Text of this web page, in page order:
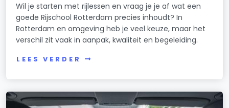
Wil je starten met rijlessen en vraag je je af wat een
goede Rijschool Rotterdam precies inhoudt? In
Rotterdam en omgeving heb je veel keuze, maar het
verschil zit vaak in aanpak, kwaliteit en begeleiding.
LEES VERDER